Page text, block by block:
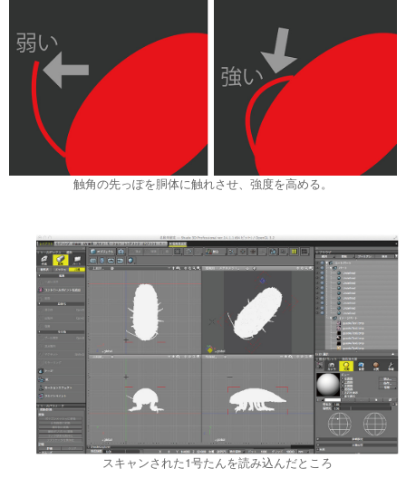
触角の先っぽを胴体に触れさせ、強度を高める。
スキャンされた1号たんを読み込んだところ